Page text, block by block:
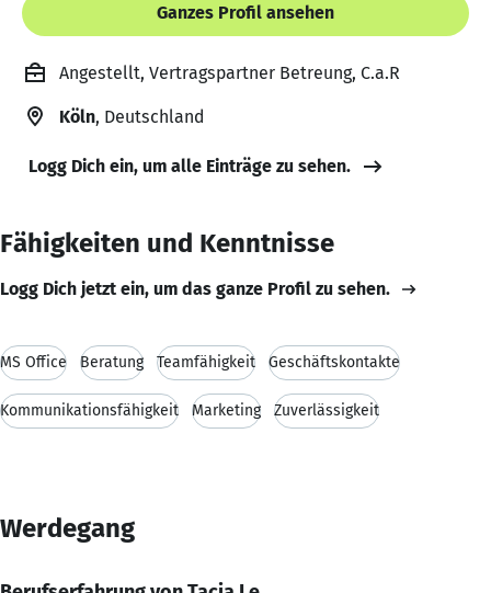
Ganzes Profil ansehen
Angestellt, Vertragspartner Betreung, C.a.R
Köln, Deutschland
Logg Dich ein, um alle Einträge zu sehen.
Fähigkeiten und Kenntnisse
Logg Dich jetzt ein, um das ganze Profil zu sehen.
MS Office Beratung Teamfähigkeit Geschäftskontakte
Kommunikationsfähigkeit Marketing Zuverlässigkeit
Werdegang